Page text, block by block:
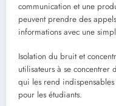
communication et une
peuvent prendre des
informations avec une
Isolation du bruit et
utilisateurs à se concentrer
qui les rend
pour les étudiants.